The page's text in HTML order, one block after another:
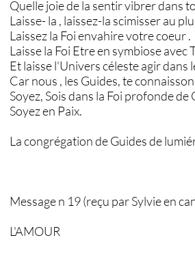
Quelle joie de la sentir vibrer dans
Laisse- la , laissez-la scimisser au
Laissez la Foi envahire votre coeur .
Laisse la Foi Etre en symbiose avec
Et laisse l'Univers céleste agir dans
Car nous , les Guides, te
Soyez, Sois dans la Foi profonde de
Soyez en Paix.
La congrégation de Guides de
Message n 19 (reçu par Sylvie en
L'AMOUR